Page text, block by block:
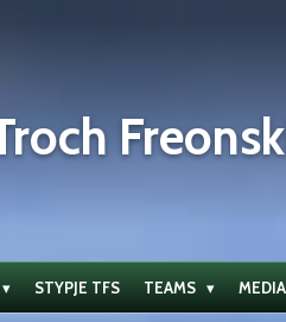
STYPJE TFS TEAMS MEDIA